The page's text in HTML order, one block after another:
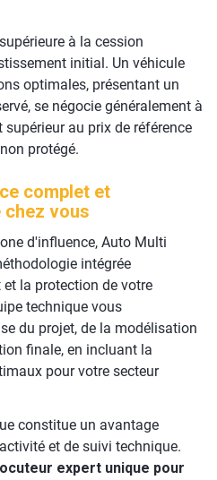
à la cession
initial. Un véhicule
optimales, présentant un
se négocie généralement à
au prix de référence
protégé.
complet et
chez vous
d'influence, Auto Multi
intégrée
la protection de votre
technique vous
du projet, de la modélisation
finale, en incluant la
pour votre secteur
constitue un avantage
et de suivi technique.
expert unique pour